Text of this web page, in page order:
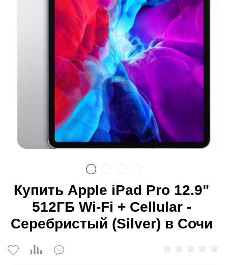
Купить Apple iPad Pro 12.9"
512ГБ Wi-Fi + Cellular -
Серебристый (Silver) в Сочи